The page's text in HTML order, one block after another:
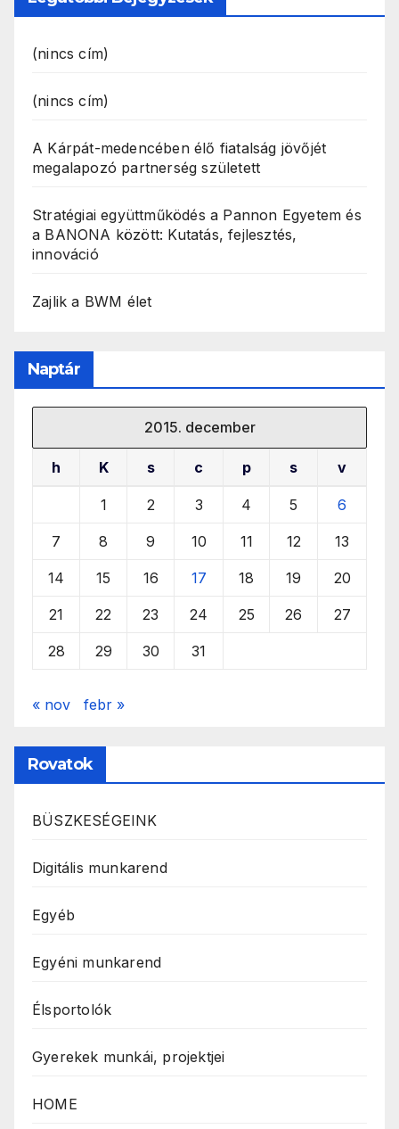
(nincs cím)
(nincs cím)
A Kárpát-medencében élő fiatalság jövőjét
megalapozó partnerség született
Stratégiai együttműködés a Pannon Egyetem és
a BANONA között: Kutatás, fejlesztés,
innováció
Zajlik a BWM élet
Naptár
2015. december
h K s c p s v
1 2 3 4 5 6
7 8 9 10 11 12 13
14 15 16 17 18 19 20
21 22 23 24 25 26 27
28 29 30 31
« nov febr »
Rovatok
BÜSZKESÉGEINK
Digitális munkarend
Egyéb
Egyéni munkarend
Élsportolók
Gyerekek munkái, projektjei
HOME